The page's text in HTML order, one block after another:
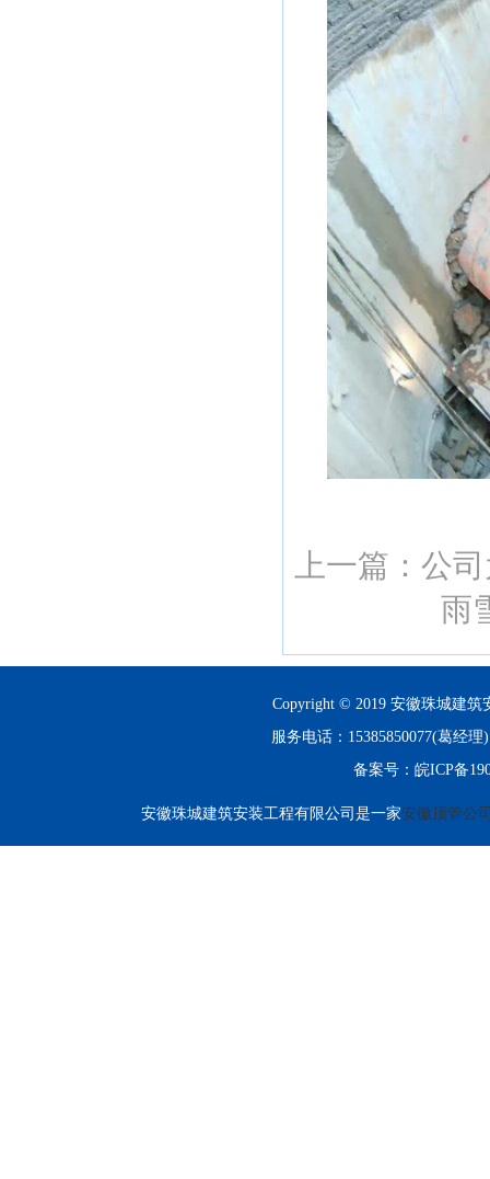
上一篇： 公
雨
Copyright © 2019 安徽珠城建筑
服务电话：15385850077(葛经
备案号： 皖ICP备
安徽珠城建筑安装工程有限公司是一家安徽顶管公